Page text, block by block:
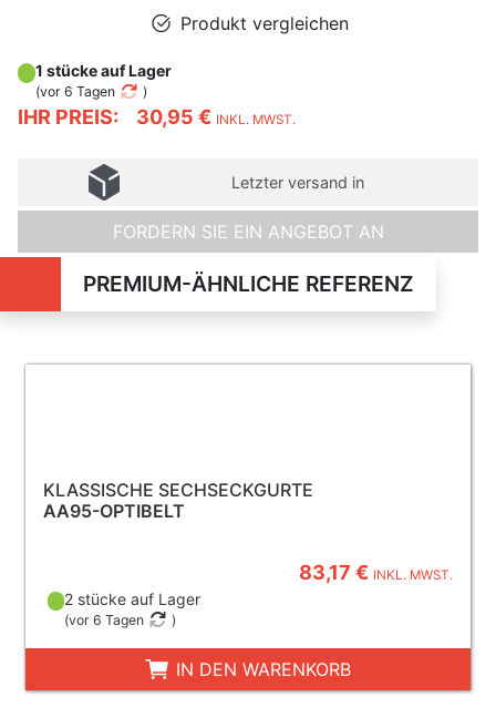
Produkt vergleichen
IHR PREIS: 30,95 € INKL. MWST.
1 stücke auf Lager
(vor 6 Tagen )
Letzter versand in
FORDERN SIE EIN ANGEBOT AN
PREMIUM-ÄHNLICHE REFERENZ
KLASSISCHE SECHSECKGURTE
AA95-OPTIBELT
83,17 € INKL. MWST.
2 stücke auf Lager
(vor 6 Tagen )
IN DEN WARENKORB